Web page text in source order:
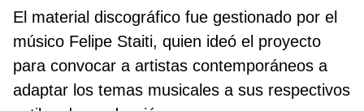
El material discográfico fue gestionado por el
músico Felipe Staiti, quien ideó el proyecto
para convocar a artistas contemporáneos a
adaptar los temas musicales a sus respectivos